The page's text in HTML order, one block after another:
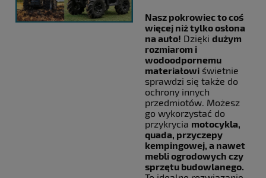
Nasz pokrowiec to coś
więcej niż tylko osłona
na auto! Dzięki dużym
rozmiarom i
wodoodpornemu
materiałowi świetnie
sprawdzi się także do
ochrony innych
przedmiotów. Możesz
go wykorzystać do
przykrycia motocykla,
quada, przyczepy
kempingowej, a nawet
mebli ogrodowych czy
sprzętu budowlanego.